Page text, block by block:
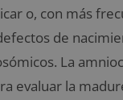
o, con más
de
La
evaluar la